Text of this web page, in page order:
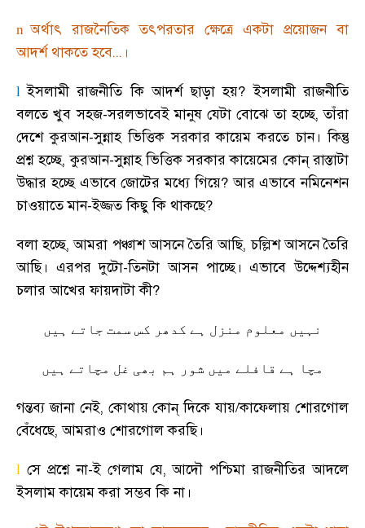
n অর্থাৎ রাজনৈতিক তৎপরতার ক্ষেত্রে একটা প্রয়োজন বা
আদর্শ থাকতে হবে... ।
l ইসলামী রাজনীতি কি আদর্শ ছাড়া হয়?ইসলামী রাজনীতি
বলতে খুব সহজ-সরলভাবেই মানুষ যেটা বোঝে তা হচ্ছে,তাঁরা
দেশে কুরআন-সুন্নাহ ভিত্তিক সরকার কায়েম করতে চান। কিন্তু
প্রশ্ন হচ্ছে,কুরআন-সুন্নাহ ভিত্তিক সরকার কায়েমের কোন্ রাস্তাটা
উদ্ধার হচ্ছে এভাবে জোটের মধ্যে গিয়ে?আর এভাবে নমিনেশন
চাওয়াতে মান-ইজ্জত কিছু কি থাকছে?
বলা হচ্ছে,আমরা পঞ্চাশ আসনে তৈরি আছি,চল্লিশ আসনে তৈরি
আছি। এরপর দুটো-তিনটা আসন পাচ্ছে। এভাবে উদ্দেশ্যহীন
চলার আখের ফায়দাটা কী?
نہیں معلوم منزل ہے کدھر کس سمت جاتے ہیں
مچا ہے قافلے ميں شور ہم بھی غل مچاتے ہیں
গন্তব্য জানা নেই, কোথায় কোন্ দিকে যায়/কাফেলায় শোরগোল
বেঁধেছে,আমরাও শোরগোল করছি।
l সে প্রশ্নে না-ই গেলাম যে,আদৌ পশ্চিমা রাজনীতির আদলে
ইসলাম কায়েম করা সম্ভব কি না ।